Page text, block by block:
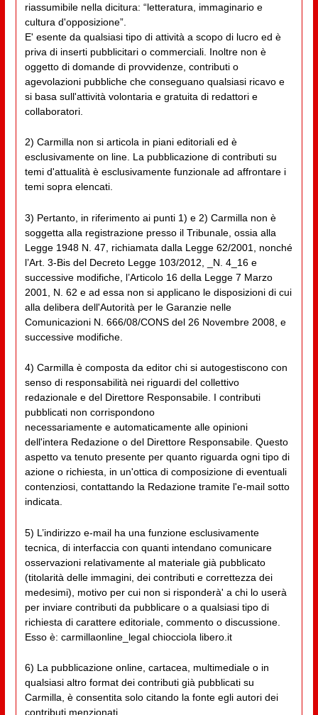
riassumibile nella dicitura: “letteratura, immaginario e
cultura d'opposizione”.
E' esente da qualsiasi tipo di attività a scopo di lucro ed è
priva di inserti pubblicitari o commerciali. Inoltre non è
oggetto di domande di provvidenze, contributi o
agevolazioni pubbliche che conseguano qualsiasi ricavo e
si basa sull'attività volontaria e gratuita di redattori e
collaboratori.
2) Carmilla non si articola in piani editoriali ed è
esclusivamente on line. La pubblicazione di contributi su
temi d'attualità è esclusivamente funzionale ad affrontare i
temi sopra elencati.
3) Pertanto, in riferimento ai punti 1) e 2) Carmilla non è
soggetta alla registrazione presso il Tribunale, ossia alla
Legge 1948 N. 47, richiamata dalla Legge 62/2001, nonché
l’Art. 3-Bis del Decreto Legge 103/2012, _N. 4_16 e
successive modifiche, l’Articolo 16 della Legge 7 Marzo
2001, N. 62 e ad essa non si applicano le disposizioni di cui
alla delibera dell'Autorità per le Garanzie nelle
Comunicazioni N. 666/08/CONS del 26 Novembre 2008, e
successive modifiche.
4) Carmilla è composta da editor chi si autogestiscono con
senso di responsabilità nei riguardi del collettivo
redazionale e del Direttore Responsabile. I contributi
pubblicati non corrispondono
necessariamente e automaticamente alle opinioni
dell'intera Redazione o del Direttore Responsabile. Questo
aspetto va tenuto presente per quanto riguarda ogni tipo di
azione o richiesta, in un'ottica di composizione di eventuali
contenziosi, contattando la Redazione tramite l'e-mail sotto
indicata.
5) L’indirizzo e-mail ha una funzione esclusivamente
tecnica, di interfaccia con quanti intendano comunicare
osservazioni relativamente al materiale già pubblicato
(titolarità delle immagini, dei contributi e correttezza dei
medesimi), motivo per cui non si risponderà' a chi lo userà
per inviare contributi da pubblicare o a qualsiasi tipo di
richiesta di carattere editoriale, commento o discussione.
Esso è: carmillaonline_legal chiocciola libero.it
6) La pubblicazione online, cartacea, multimediale o in
qualsiasi altro format dei contributi già pubblicati su
Carmilla, è consentita solo citando la fonte egli autori dei
contributi menzionati.